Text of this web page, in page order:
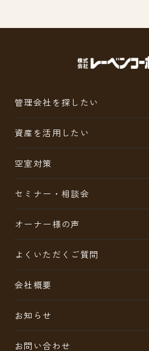
管理会社を探したい
資産を活用したい
空室対策
セミナー・相談会
オーナー様の声
よくいただくご質問
会社概要
お知らせ
お問い合わせ